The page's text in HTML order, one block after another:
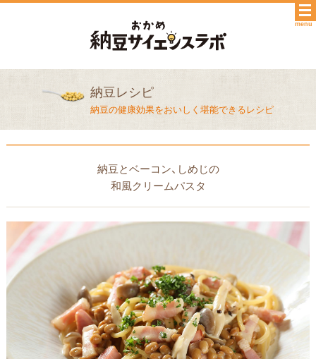
menu
納豆レシピ
納豆の健康効果をおいしく堪能できるレシピ
納豆とベーコン、しめじの
和風クリームパスタ